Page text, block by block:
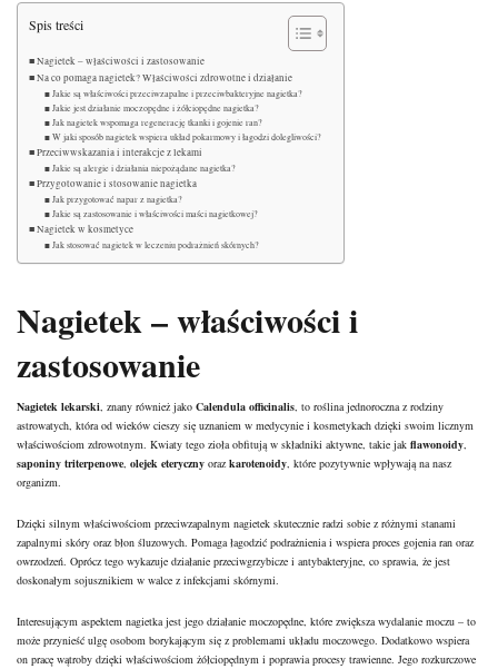
Spis treści
Nagietek – właściwości i zastosowanie
Na co pomaga nagietek? Właściwości zdrowotne i działanie
Jakie są właściwości przeciwzapalne i przeciwbakteryjne nagietka?
Jakie jest działanie moczopędne i żółciopędne nagietka?
Jak nagietek wspomaga regenerację tkanki i gojenie ran?
W jaki sposób nagietek wspiera układ pokarmowy i łagodzi dolegliwości?
Przeciwwskazania i interakcje z lekami
Jakie są alergie i działania niepożądane nagietka?
Przygotowanie i stosowanie nagietka
Jak przygotować napar z nagietka?
Jakie są zastosowanie i właściwości maści nagietkowej?
Nagietek w kosmetyce
Jak stosować nagietek w leczeniu podrażnień skórnych?
Nagietek – właściwości i
zastosowanie
Nagietek lekarski, znany również jako Calendula officinalis, to roślina jednoroczna z rodziny
astrowatych, która od wieków cieszy się uznaniem w medycynie i kosmetykach dzięki swoim licznym
właściwościom zdrowotnym. Kwiaty tego zioła obfitują w składniki aktywne, takie jak flawonoidy,
saponiny triterpenowe, olejek eteryczny oraz karotenoidy, które pozytywnie wpływają na nasz
organizm.
Dzięki silnym właściwościom przeciwzapalnym nagietek skutecznie radzi sobie z różnymi stanami
zapalnymi skóry oraz błon śluzowych. Pomaga łagodzić podrażnienia i wspiera proces gojenia ran oraz
owrzodzeń. Oprócz tego wykazuje działanie przeciwgrzybicze i antybakteryjne, co sprawia, że jest
doskonałym sojusznikiem w walce z infekcjami skórnymi.
Interesującym aspektem nagietka jest jego działanie moczopędne, które zwiększa wydalanie moczu – to
może przynieść ulgę osobom borykającym się z problemami układu moczowego. Dodatkowo wspiera
on pracę wątroby dzięki właściwościom żółciopędnym i poprawia procesy trawienne. Jego rozkurczowe